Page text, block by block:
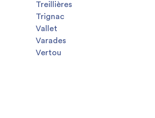
Treillières
Trignac
Vallet
Varades
Vertou